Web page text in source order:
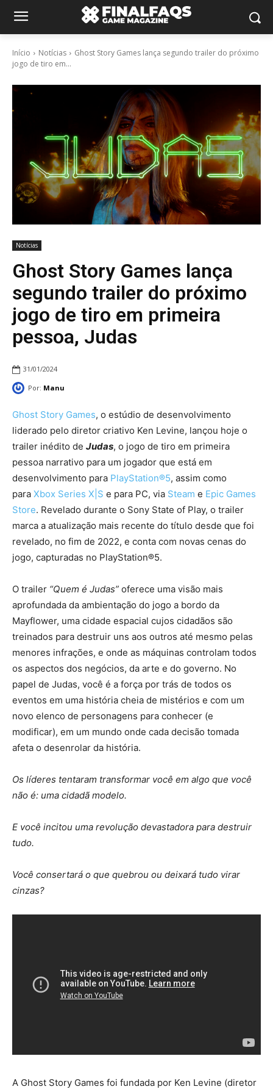
Início Notícias
Ghost Story Games lança segundo trailer do próximo
jogo de tiro em...
Notícias
Ghost Story Games lança
segundo trailer do próximo
jogo de tiro em primeira
pessoa, Judas
31/01/2024
Por: Manu
Ghost Story Games, o estúdio de desenvolvimento
liderado pelo diretor criativo Ken Levine, lançou hoje o
trailer inédito de Judas, o jogo de tiro em primeira
pessoa narrativo para um jogador que está em
desenvolvimento para PlayStation®5, assim como
para Xbox Series X|S e para PC, via Steam e Epic Games
Store. Revelado durante o Sony State of Play, o trailer
marca a atualização mais recente do título desde que foi
revelado, no fim de 2022, e conta com novas cenas do
jogo, capturadas no PlayStation®5.
O trailer “Quem é Judas” oferece uma visão mais
aprofundada da ambientação do jogo a bordo da
Mayflower, uma cidade espacial cujos cidadãos são
treinados para destruir uns aos outros até mesmo pelas
menores infrações, e onde as máquinas controlam todos
os aspectos dos negócios, da arte e do governo. No
papel de Judas, você é a força por trás de todos os
eventos em uma história cheia de mistérios e com um
novo elenco de personagens para conhecer (e
modificar), em um mundo onde cada decisão tomada
afeta o desenrolar da história.
Os líderes tentaram transformar você em algo que você
não é: uma cidadã modelo.
E você incitou uma revolução devastadora para destruir
tudo.
Você consertará o que quebrou ou deixará tudo virar
cinzas?
A Ghost Story Games foi fundada por Ken Levine (diretor